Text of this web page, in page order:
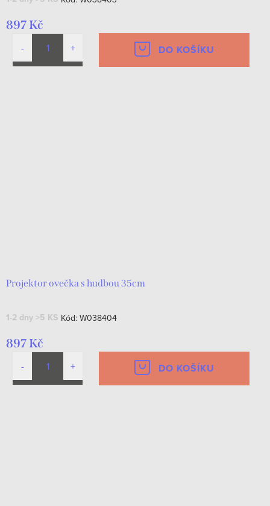
897 Kč
DO KOŠÍKU
Projektor ovečka s hudbou 35cm
1-2 dny >5 KS Kód: W038404
897 Kč
DO KOŠÍKU